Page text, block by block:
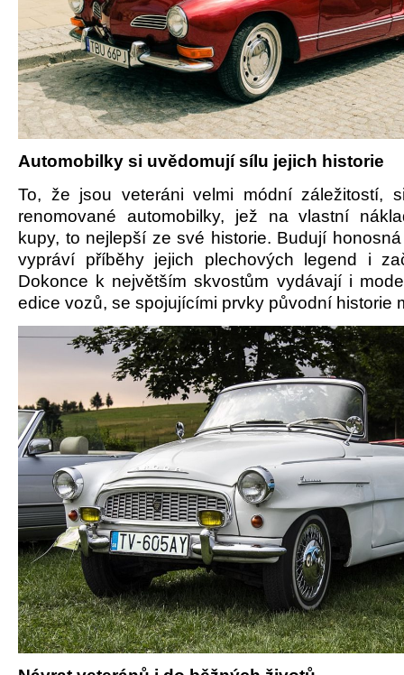
Automobilky si uvědomují sílu jejich historie
To, že jsou veteráni velmi módní záležitostí,
renomované automobilky, jež na vlastní
kupy, to nejlepší ze své historie. Budují
vypráví příběhy jejich plechových legend i
Dokonce k největším skvostům vydávají i
edice vozů, se spojujícími prvky původní historie